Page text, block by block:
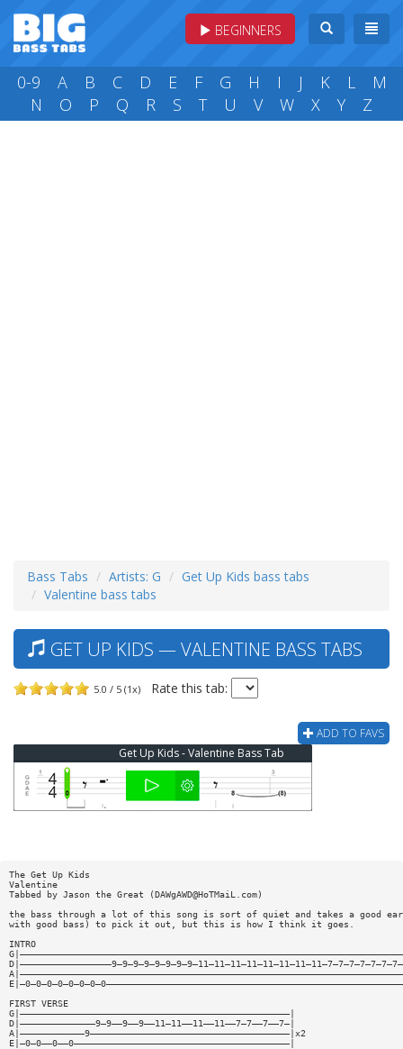
BEGINNERS
0-9 A B C D E F G H I J K L
M
N
O P Q R S T U V W X Y Z
Bass Tabs Artists: G
Get Up Kids bass tabs
Valentine bass tabs
GET UP KIDS — VALENTINE BASS TABS
5.0 / 5 (1x) Rate this tab:
ADD TO FAVS
Get Up Kids - Valentine Bass Tab
The Get Up Kids
Valentine
Tabbed by Jason the Great (DAWgAWD@HoTMaiL.com)
the bass through a lot of this song is sort of quiet and takes a good
with good bass) to pick it out, but this is how I think it goes.
INTRO
FIRST VERSE
G|——————————————————————————————————————————————————|
D|——————————————9—9——9——9——11—11——11——11——7—7——7——7—|
A|————————————9—————————————————————————————————————|x2
E|—0—0——0——0————————————————————————————————————————|